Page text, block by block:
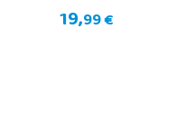
19,99 €